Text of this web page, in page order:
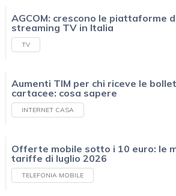
AGCOM: crescono le piattaforme
streaming TV in Italia
TV
Aumenti TIM per chi riceve le
cartacee: cosa sapere
INTERNET CASA
Offerte mobile sotto i 10 euro: le
tariffe di luglio 2026
TELEFONIA MOBILE